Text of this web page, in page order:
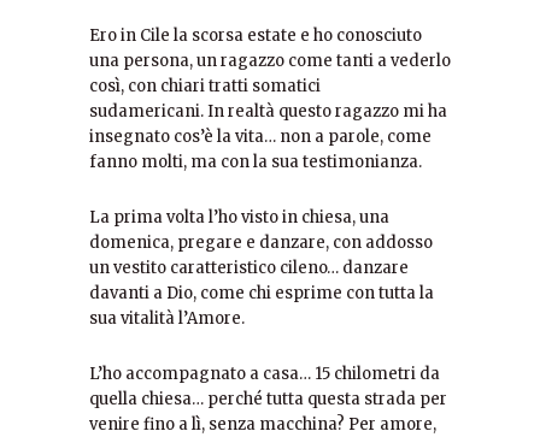
Ero in Cile la scorsa estate e ho conosciuto
una persona, un ragazzo come tanti a vederlo
così, con chiari tratti somatici
sudamericani. In realtà questo ragazzo mi ha
insegnato cos’è la vita… non a parole, come
fanno molti, ma con la sua testimonianza.
La prima volta l’ho visto in chiesa, una
domenica, pregare e danzare, con addosso
un vestito caratteristico cileno… danzare
davanti a Dio, come chi esprime con tutta la
sua vitalità l’Amore.
L’ho accompagnato a casa… 15 chilometri da
quella chiesa… perché tutta questa strada per
venire fino a lì, senza macchina? Per amore,